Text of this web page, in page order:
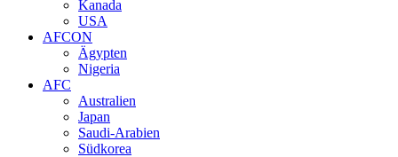
Kanada
USA
AFCON
Ägypten
Nigeria
AFC
Australien
Japan
Saudi-Arabien
Südkorea